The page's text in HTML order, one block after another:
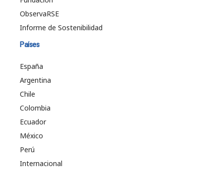
ObservaRSE
Informe de Sostenibilidad
Países
España
Argentina
Chile
Colombia
Ecuador
México
Perú
Internacional